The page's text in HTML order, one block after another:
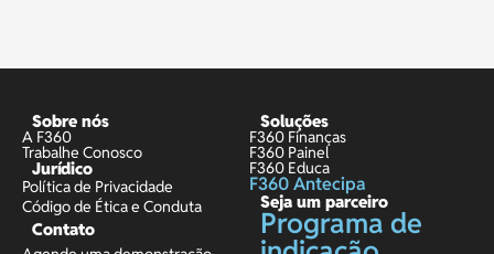
Sobre nós
A F360
Trabalhe Conosco
Jurídico
Política de Privacidade
Código de Ética e Conduta
Contato
Soluções
F360 Finanças
F360 Painel
F360 Educa
F360 Antecipa
Seja um parceiro
Programa de